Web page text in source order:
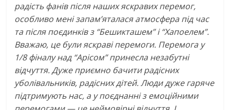
радість фанів після наших яскравих перемог,
особливо мені запам’яталася атмосфера під час
та після поєдинків з “Бешикташем” і “Хапоелем”.
Вважаю, це були яскраві перемоги. Перемога у
1/8 фіналу над “Арісом” принесла незабутні
відчуття. Дуже приємно бачити радісних
уболівальників, радісних дітей. Люди дуже гаряче
підтримують нас, а у поєднанні з емоційними